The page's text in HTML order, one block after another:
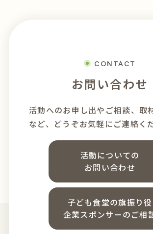
CONTACT
お問い合わせ
活動へのお申し出やご相談、 取
など、どうぞお気軽にご連絡く
活動についての
お問い合わせ
子ども食堂の旗振り役
企業スポンサーのご相